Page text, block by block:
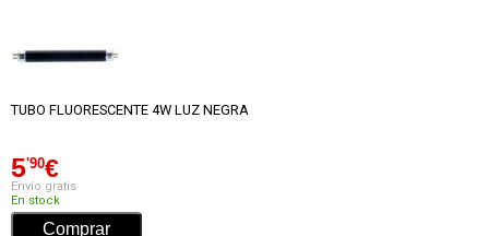
TUBO FLUORESCENTE 4W LUZ NEGRA
5'90€
Envío gratis
En stock